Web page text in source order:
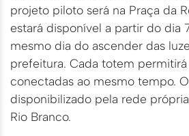
projeto piloto será na Praça da
estará disponível a partir do dia
mesmo dia do ascender das
prefeitura. Cada totem
conectadas ao mesmo tempo.
disponibilizado pela rede
Rio Branco.